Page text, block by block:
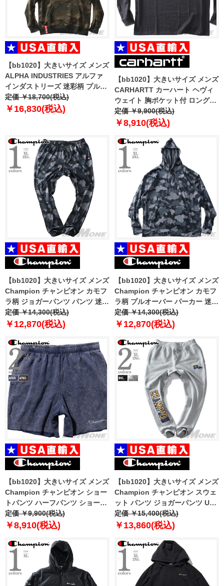
【bb1020】大きいサイズ メンズ
ALPHA INDUSTRIES アルファ
インダストリーズ 迷彩柄 プルオ
ーバー パーカー Basic hoody
Camo USA直輸入 178312c
定価 ￥18,700(税込)
￥16,830(税込)
【bb1020】大きいサイズ メンズ
CARHARTT カーハート ヘヴィ
ウェイト 胸ポケット付 ロングス
リーブ Tシャツ ルーズフィット
USA直輸入 k126
定価 ￥9,900(税込)
￥8,910(税込)
【bb1020】大きいサイズ メンズ
Champion チャンピオン カモフ
ラ柄 ジョガーパンツ パンツ 迷彩
柄 USA直輸入 p7477p-586644
定価 ￥14,300(税込)
￥12,870(税込)
【bb1020】大きいサイズ メンズ
Champion チャンピオン カモフ
ラ柄 プルオーバー パーカー 迷彩
柄 USA直輸入 s9441p-586638
定価 ￥14,300(税込)
￥12,870(税込)
【bb1020】大きいサイズ メンズ
Champion チャンピオン ショー
トパンツ ハーフパンツ ショーツ
USA直輸入 879040
定価 ￥9,900(税込)
￥8,910(税込)
【bb1020】大きいサイズ メンズ
Champion チャンピオン スウェ
ット パンツ ジョガーパンツ USA
直輸入 gf01-586dwb
定価 ￥15,400(税込)
￥13,860(税込)